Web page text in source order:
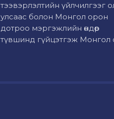
тээвэрлэлтийн үйлчилгээг
улсаас болон Монгол орон
дотроо мэргэжлийн өндөр
түвшинд гүйцэтгэж Монгол